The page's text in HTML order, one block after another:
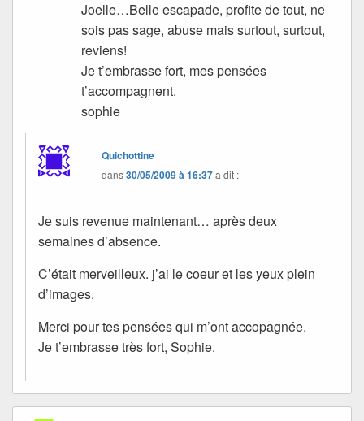
Joelle…Belle escapade, profite de tout, ne
sois pas sage, abuse mais surtout, surtout,
reviens!
Je t’embrasse fort, mes pensées
t’accompagnent.
sophie
Quichottine
dans30/05/2009 à 16:37a dit :
Je suis revenue maintenant… après deux
semaines d’absence.
C’était merveilleux. j’ai le coeur et les yeux plein
d’images.
Merci pour tes pensées qui m’ont accopagnée.
Je t’embrasse très fort, Sophie.